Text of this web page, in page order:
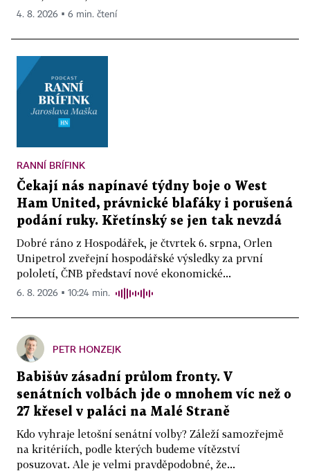
4. 8. 2026 ▪ 6 min. čtení
RANNÍ BRÍFINK
Čekají nás napínavé týdny boje o West
Ham United, právnické blafáky i porušená
podání ruky. Křetínský se jen tak nevzdá
Dobré ráno z Hospodářek, je čtvrtek 6. srpna, Orlen
Unipetrol zveřejní hospodářské výsledky za první
pololetí, ČNB představí nové ekonomické...
6. 8. 2026 ▪ 10:24 min.
PETR HONZEJK
Babišův zásadní průlom fronty. V
senátních volbách jde o mnohem víc než o
27 křesel v paláci na Malé Straně
Kdo vyhraje letošní senátní volby? Záleží samozřejmě
na kritériích, podle kterých budeme vítězství
posuzovat. Ale je velmi pravděpodobné, že...